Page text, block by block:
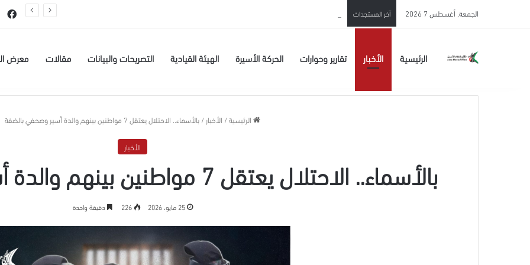
الجمعة, أغسطس 7 2026 آخر المستجدات
الرئيسية الأخبار تقارير وحوارات الحركة الأسيرة الهيئة القيادية التصريحات والبيانات مقالات معرض
الرئيسية/ الأخبار / بالأسماء.. الاحتلال يعتقل 7 مواطنين بينهم والدة أسير وصحفي بالضفة
الأخبار
بالأسماء.. الاحتلال يعتقل 7 مواطنين بينهم والدة أسير وصحفي بالضفة
25 مايو، 2026 226 دقيقة واحدة